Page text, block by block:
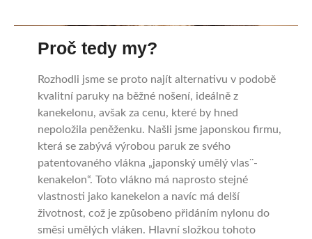
Proč tedy my?
Rozhodli jsme se proto najít alternativu v podobě
kvalitní paruky na běžné nošení, ideálně z
kanekelonu, avšak za cenu, které by hned
nepoložila peněženku. Našli jsme japonskou firmu,
která se zabývá výrobou paruk ze svého
patentovaného vlákna „japonský umělý vlas¨-
kenakelon“. Toto vlákno má naprosto stejné
vlastnosti jako kanekelon a navíc má delší
životnost, což je způsobeno přidáním nylonu do
směsi umělých vláken. Hlavní složkou tohoto